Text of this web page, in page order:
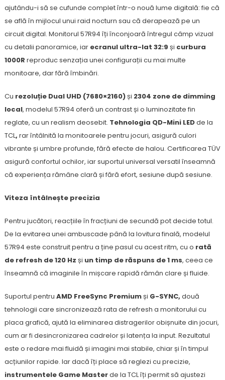
ajutându-i să se cufunde complet într-o nouă lume digitală: fie că
se află în mijlocul unui raid nocturn sau că derapează pe un
circuit digital. Monitorul 57R94 îți înconjoară întregul câmp vizual
cu detalii panoramice, iar ecranul ultra-lat 32:9 și curbura
1000R reproduc senzația unei configurații cu mai multe
monitoare, dar fără îmbinări.
Cu rezoluție Dual UHD (7680×2160)și 2304 zone de dimming
local, modelul 57R94 oferă un contrast și o luminozitate fin
reglate, cu un realism deosebit. Tehnologia QD-Mini LEDde la
TCL, rar întâlnită la monitoarele pentru jocuri, asigură culori
vibrante și umbre profunde, fără efecte de halou. Certificarea TÜV
asigură confortul ochilor, iar suportul universal versatil înseamnă
că experiența rămâne clară și fără efort, sesiune după sesiune.
Viteza întâlnește precizia
Pentru jucători, reacțiile în fracțiuni de secundă pot decide totul.
De la evitarea unei ambuscade până la lovitura finală, modelul
57R94 este construit pentru a ține pasul cu acest ritm, cu o rată
de refresh de 120 Hz și un timp de răspuns de 1 ms, ceea ce
înseamnă că imaginile în mișcare rapidă rămân clare și fluide.
Suportul pentru AMD FreeSync Premiumși G-SYNC, două
tehnologii care sincronizează rata de refresh a monitorului cu
placa grafică, ajută la eliminarea distragerilor obișnuite din jocuri,
cum ar fi desincronizarea cadrelor și latența la input. Rezultatul
este o redare mai fluidă și imagini mai stabile, chiar și în timpul
acțiunilor rapide. Iar dacă îți place să reglezi cu precizie,
instrumentele Game Masterde la TCL îți permit să ajustezi